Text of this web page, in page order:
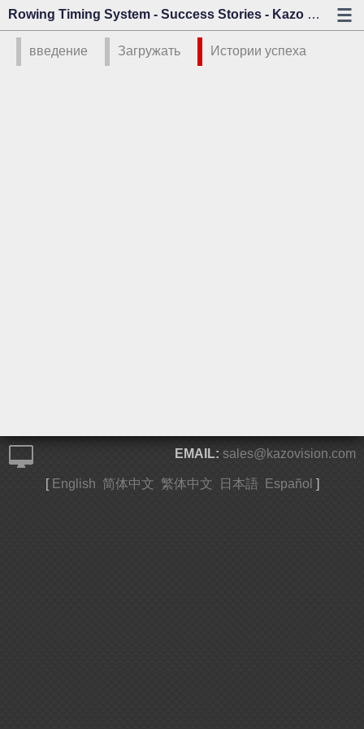
Rowing Timing System - Success Stories - Kazo Vision
введение Загружать Истории успеха
EMAIL: sales@kazovision.com
[ English 简体中文 繁体中文 日本語 Español ]